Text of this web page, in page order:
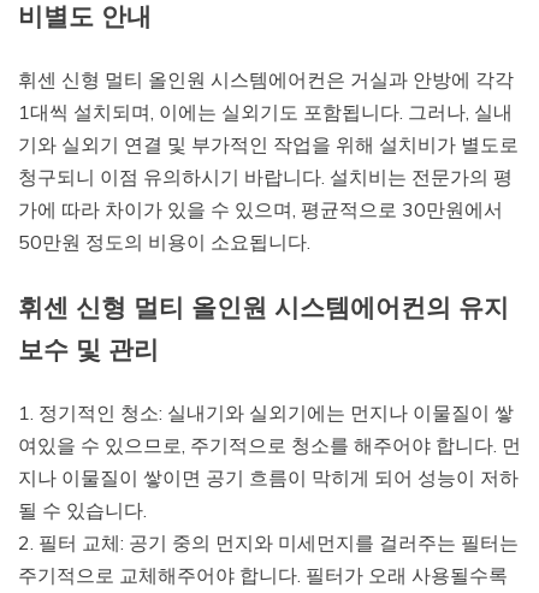
비별도 안내
휘센 신형 멀티 올인원 시스템에어컨은 거실과 안방에 각각
1대씩 설치되며, 이에는 실외기도 포함됩니다. 그러나, 실내
기와 실외기 연결 및 부가적인 작업을 위해 설치비가 별도로
청구되니 이점 유의하시기 바랍니다. 설치비는 전문가의 평
가에 따라 차이가 있을 수 있으며, 평균적으로 30만원에서
50만원 정도의 비용이 소요됩니다.
휘센 신형 멀티 올인원 시스템에어컨의 유지
보수 및 관리
1. 정기적인 청소: 실내기와 실외기에는 먼지나 이물질이 쌓
여있을 수 있으므로, 주기적으로 청소를 해주어야 합니다. 먼
지나 이물질이 쌓이면 공기 흐름이 막히게 되어 성능이 저하
될 수 있습니다.
2. 필터 교체: 공기 중의 먼지와 미세먼지를 걸러주는 필터는
주기적으로 교체해주어야 합니다. 필터가 오래 사용될수록